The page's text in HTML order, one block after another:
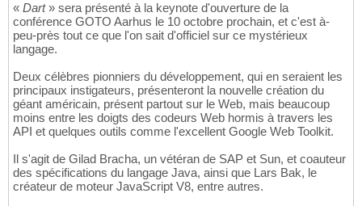
« Dart» sera présenté à la keynote d'ouverture de la
conférence GOTO Aarhus le 10 octobre prochain, et c'est à-
peu-près tout ce que l'on sait d'officiel sur ce mystérieux
langage.
Deux célèbres pionniers du développement, qui en seraient les
principaux instigateurs, présenteront la nouvelle création du
géant américain, présent partout sur le Web, mais beaucoup
moins entre les doigts des codeurs Web hormis à travers les
API et quelques outils comme l'excellent Google Web Toolkit.
Il s'agit de Gilad Bracha, un vétéran de SAP et Sun, et coauteur
des spécifications du langage Java, ainsi que Lars Bak, le
créateur de moteur JavaScript V8, entre autres.